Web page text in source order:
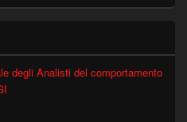
degli Analisti del comportamento